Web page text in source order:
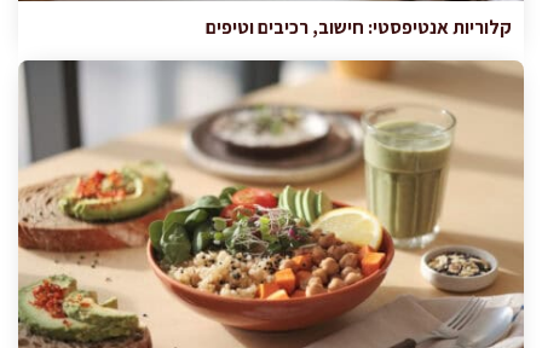
קלוריות אנטיפסטי: חישוב, רכיבים וטיפים